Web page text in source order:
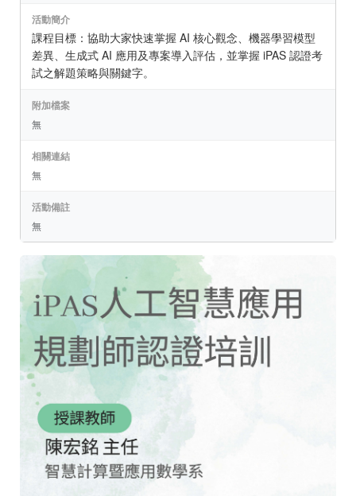
活動簡介
課程目標：協助大家快速掌握 AI 核心觀念、機器學習模型
差異、生成式 AI 應用及專案導入評估，並掌握 iPAS 認證考
試之解題策略與關鍵字。
附加檔案
無
相關連結
無
活動備註
無